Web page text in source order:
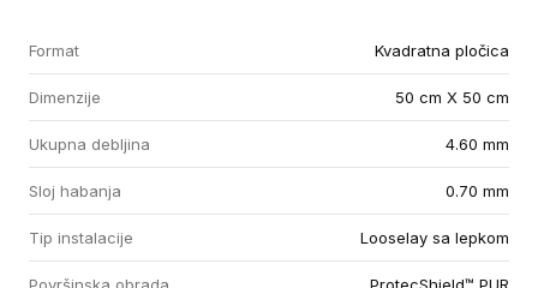
Format Kvadratna pločica
Dimenzije 50 cm X 50 cm
Ukupna debljina 4.60 mm
Sloj habanja 0.70 mm
Tip instalacije Looselay sa lepkom